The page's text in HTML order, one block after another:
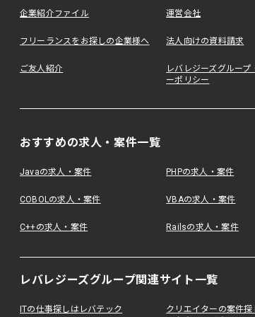
企業紹介ファイル 運営会社
フリーランスをお探しの企業様へ 法人向けの資料請求
ご友人紹介
レバレジーズグループ
ーポリシー
おすすめの求人・案件一覧
Javaの求人・案件 PHPの求人・案件
COBOLの求人・案件 VBAの求人・案件
C++の求人・案件 Railsの求人・案件
レバレジーズグループ関連サイト一覧
ITの仕事探しはレバテック
クリエイターの案件探